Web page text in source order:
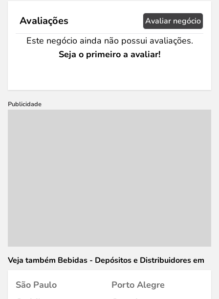
Avaliações Avaliar negócio
Este negócio ainda não possui avaliações.
Seja o primeiro a avaliar!
Publicidade
Veja também Bebidas - Depósitos e Distribuidores em
São Paulo
Porto Alegre